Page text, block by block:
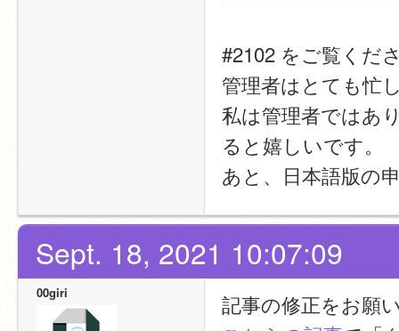
#2102 をご覧くだ
管理者はとても忙
私は管理者ではあ
ると嬉しいです。
あと、日本語版の
Sept. 18, 2021 10:07:09
00giri
記事の修正をお願